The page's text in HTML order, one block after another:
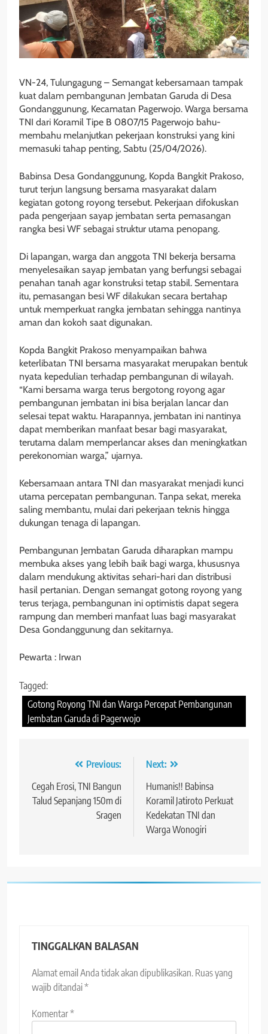
VN-24, Tulungagung – Semangat kebersamaan tampak
kuat dalam pembangunan Jembatan Garuda di Desa
Gondanggunung, Kecamatan Pagerwojo. Warga bersama
TNI dari Koramil Tipe B 0807/15 Pagerwojo bahu-
membahu melanjutkan pekerjaan konstruksi yang kini
memasuki tahap penting, Sabtu (25/04/2026).
Babinsa Desa Gondanggunung, Kopda Bangkit Prakoso,
turut terjun langsung bersama masyarakat dalam
kegiatan gotong royong tersebut. Pekerjaan difokuskan
pada pengerjaan sayap jembatan serta pemasangan
rangka besi WF sebagai struktur utama penopang.
Di lapangan, warga dan anggota TNI bekerja bersama
menyelesaikan sayap jembatan yang berfungsi sebagai
penahan tanah agar konstruksi tetap stabil. Sementara
itu, pemasangan besi WF dilakukan secara bertahap
untuk memperkuat rangka jembatan sehingga nantinya
aman dan kokoh saat digunakan.
Kopda Bangkit Prakoso menyampaikan bahwa
keterlibatan TNI bersama masyarakat merupakan bentuk
nyata kepedulian terhadap pembangunan di wilayah.
“Kami bersama warga terus bergotong royong agar
pembangunan jembatan ini bisa berjalan lancar dan
selesai tepat waktu. Harapannya, jembatan ini nantinya
dapat memberikan manfaat besar bagi masyarakat,
terutama dalam memperlancar akses dan meningkatkan
perekonomian warga,” ujarnya.
Kebersamaan antara TNI dan masyarakat menjadi kunci
utama percepatan pembangunan. Tanpa sekat, mereka
saling membantu, mulai dari pekerjaan teknis hingga
dukungan tenaga di lapangan.
Pembangunan Jembatan Garuda diharapkan mampu
membuka akses yang lebih baik bagi warga, khususnya
dalam mendukung aktivitas sehari-hari dan distribusi
hasil pertanian. Dengan semangat gotong royong yang
terus terjaga, pembangunan ini optimistis dapat segera
rampung dan memberi manfaat luas bagi masyarakat
Desa Gondanggunung dan sekitarnya.
Pewarta : Irwan
Tagged:
Gotong Royong TNI dan Warga Percepat Pembangunan
Jembatan Garuda di Pagerwojo
Navigasi
pos
Previous:
Cegah Erosi, TNI Bangun
Talud Sepanjang 150m di
Sragen
Next:
Humanis!! Babinsa
Koramil Jatiroto Perkuat
Kedekatan TNI dan
Warga Wonogiri
TINGGALKAN BALASAN
Alamat email Anda tidak akan dipublikasikan. Ruas yang
wajib ditandai*
Komentar*